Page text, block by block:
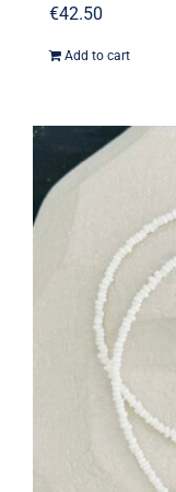
€42.50
Add to cart